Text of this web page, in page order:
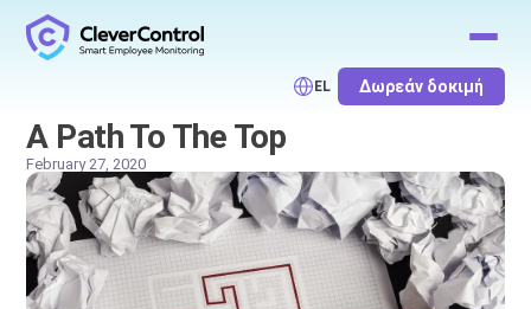
EL Δωρεάν δοκιμή
A Path To The Top
February 27, 2020